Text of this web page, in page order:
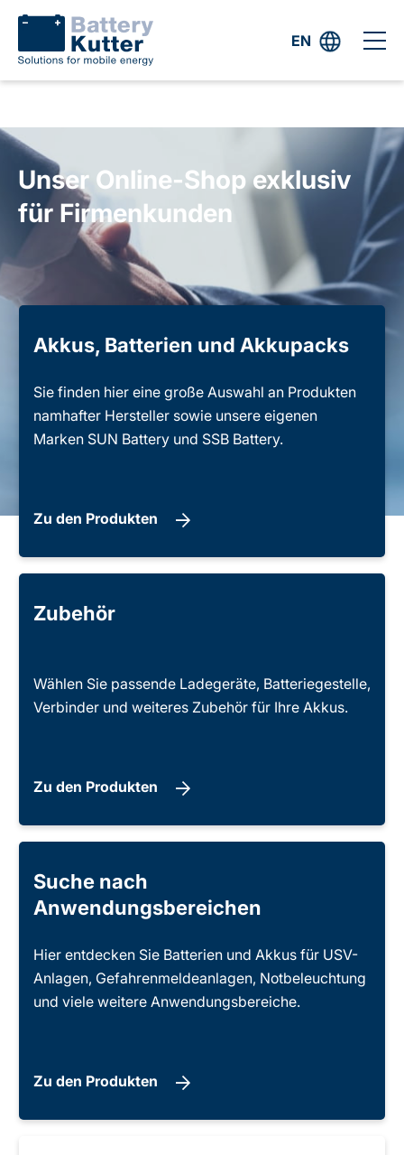
EN
Unser Online-Shop exklusiv
für Firmenkunden
Akkus, Batterien und Akkupacks
Sie finden hier eine große Auswahl an Produkten
namhafter Hersteller sowie unsere eigenen
Marken SUN Battery und SSB Battery.
Zu den Produkten
Zubehör
Wählen Sie passende Ladegeräte, Batteriegestelle,
Verbinder und weiteres Zubehör für Ihre Akkus.
Zu den Produkten
Suche nach
Anwendungsbereichen
Hier entdecken Sie Batterien und Akkus für USV-
Anlagen, Gefahrenmeldeanlagen, Notbeleuchtung
und viele weitere Anwendungsbereiche.
Zu den Produkten